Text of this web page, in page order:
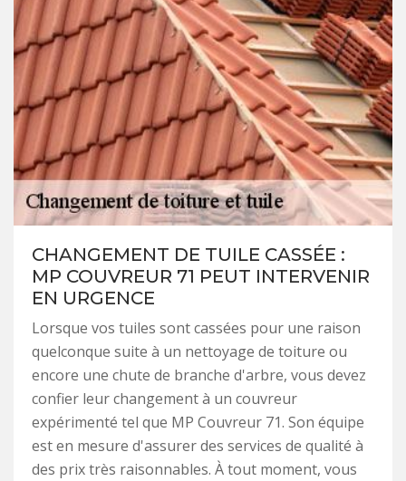
CHANGEMENT DE TUILE CASSÉE :
MP COUVREUR 71 PEUT INTERVENIR
EN URGENCE
Lorsque vos tuiles sont cassées pour une raison
quelconque suite à un nettoyage de toiture ou
encore une chute de branche d'arbre, vous devez
confier leur changement à un couvreur
expérimenté tel que MP Couvreur 71. Son équipe
est en mesure d'assurer des services de qualité à
des prix très raisonnables. À tout moment, vous